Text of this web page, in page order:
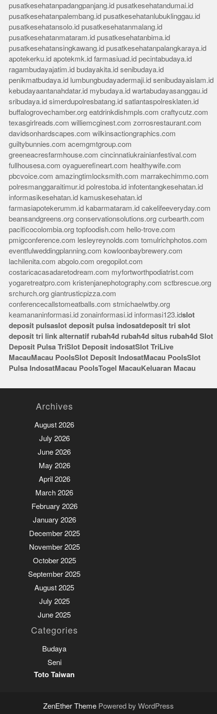
pusatkesehatanpadangpanjang.id pusatkesehatandumai.id
pusatkesehatanpalembang.id pusatkesehatanlubuklinggau.id
pusatkesehatansolo.id pusatkesehatanmalang.id
pusatkesehatanmataram.id pusatkesehatanbima.id
pusatkesehatansingkawang.id pusatkesehatanpalangkaraya.id
apotekerku.id apotekmk.id farmasiuad.id pecintabudaya.id
ragambudayajatim.id budayakita.id senibudaya.id
penikmatbudaya.id lumbungbudayadermaji.id senibudayaislam.id
kebudayaantanahdatar.id mybudaya.id wartabudayasanggau.id
sribudaya.id simerdupolresbatang.id satlantaspolresklaten.id
buffalogrovechamber.org eatdrinkdishmpls.com craftycutz.com
texasgirlreads.com williemcginest.com zorrosrestaurant.com
davidsonhardscapes.com wilkinsactiongraphics.com
guiltybunnies.com acemgmtgroup.com
greeneacresfarmhouse.com cincinnatiukrainianfestival.com
fullhousesa.com oyaguerefineart.com healthywife.com
pbcvoice.com amazingtimlocksmith.com marrakechimmo.com
polresmanggaraitimur.id polrestoba.id infotentangkesehatan.id
informasikesehatan.id kamuskesehatan.id
farmasiapotekerumm.id kabarmataram.id cakelifeeveryday.com
beansandgreens.org conservationsolutions.org curbearth.com
pacificocolombia.org topfoodish.com hello-trove.com
pmigconference.com lesleyreynolds.com tomulrichphotos.com
eventfulweddingplanning.com kowloonbaybrewery.com
lachilenita.com abgolo.com oregopilot.com
costaricacasadaretodream.com myfortworthpodiatrist.com
yogaretreatpro.com kristenjanephotography.com sctbrescue.org
srchurch.org giantrusticpizza.com
conferencecallstomeatballs.com stmichaelwtby.org
keamananinformasi.id zonainformasi.id informasi123.idslot
deposit pulsaslot deposit pulsa indosatdeposit tri slot
deposit tri link alternatif rubah4d rubah4d situs rubah4d Slot
Deposit Pulsa TriSlot Deposit indosatSlot TriLive
MacauMacau PoolsSlot Deposit IndosatMacau PoolsSlot
Pulsa IndosatMacau PoolsTogel MacauKeluaran Macau
Archives
August 2026
July 2026
June 2026
May 2026
April 2026
March 2026
February 2026
January 2026
December 2025
November 2025
October 2025
September 2025
August 2025
July 2025
June 2025
Categories
Budaya
Seni
Toto Taiwan
ZenEther Theme Powered by WordPress